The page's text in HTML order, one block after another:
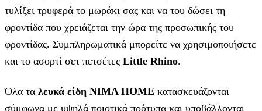
τυλίξει τρυφερά το μωράκι σας και να του δώσει τη
φροντίδα που χρειάζεται την ώρα της προσωπικής του
φροντίδας. Συμπληρωματικά μπορείτε να χρησιμοποιήσετε
και το ασορτί σετ πετσέτες Little Rhino.
Όλα τα λευκά είδη NIMA HOME κατασκευάζονται
σύμφωνα με υψηλά ποιοτικά πρότυπα και υποβάλλονται